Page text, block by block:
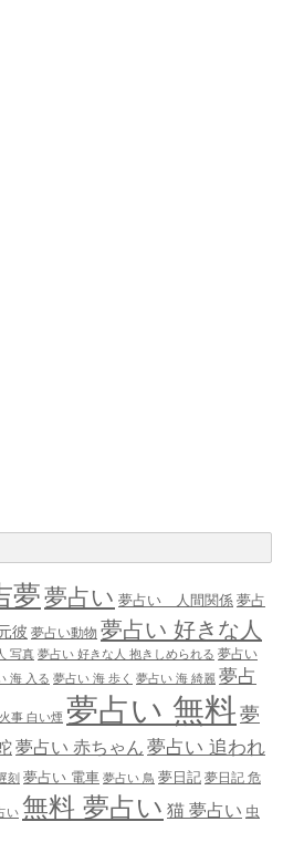
夢夢占い 夢占い 人間関係 夢占
彼 夢占い動物 夢占い 好きな人
写真 夢占い 好きな人 抱きしめられる 夢占い
海 入る 夢占い 海 歩く 夢占い 海 綺麗 夢占
事 白い煙 夢占い 無料 夢
夢占い 赤ちゃん 夢占い 追われ
刻 夢占い 電車 夢占い 鳥 夢日記 夢日記 危
い 無料 夢占い 猫 夢占い 虫